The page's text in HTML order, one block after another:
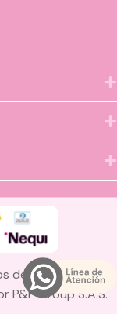
derechos
P&P Group S.A.S.